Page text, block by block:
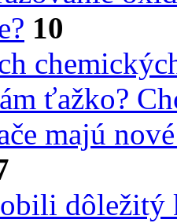
10
ťažko?
majú
dôležitý